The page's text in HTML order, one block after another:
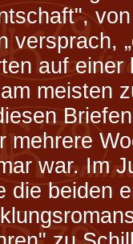
versprach,
auf einer
meisten
mehrere
war. Im
die beiden